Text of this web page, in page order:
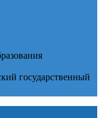
государственный